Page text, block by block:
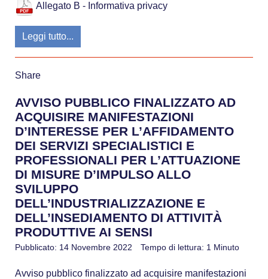
Allegato B - Informativa privacy
Leggi tutto...
Share
AVVISO PUBBLICO FINALIZZATO AD
ACQUISIRE MANIFESTAZIONI
D’INTERESSE PER L’AFFIDAMENTO
DEI SERVIZI SPECIALISTICI E
PROFESSIONALI PER L’ATTUAZIONE
DI MISURE D’IMPULSO ALLO
SVILUPPO
DELL’INDUSTRIALIZZAZIONE E
DELL’INSEDIAMENTO DI ATTIVITÀ
PRODUTTIVE AI SENSI
Pubblicato: 14 Novembre 2022 Tempo di lettura: 1 Minuto
Avviso pubblico finalizzato ad acquisire manifestazioni